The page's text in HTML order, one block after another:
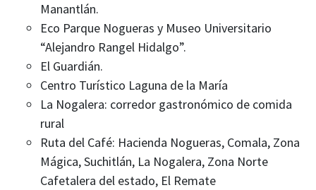
Manantlán.
Eco Parque Nogueras y Museo Universitario
“Alejandro Rangel Hidalgo”.
El Guardián.
Centro Turístico Laguna de la María
La Nogalera: corredor gastronómico de comida
rural
Ruta del Café: Hacienda Nogueras, Comala, Zona
Mágica, Suchitlán, La Nogalera, Zona Norte
Cafetalera del estado, El Remate